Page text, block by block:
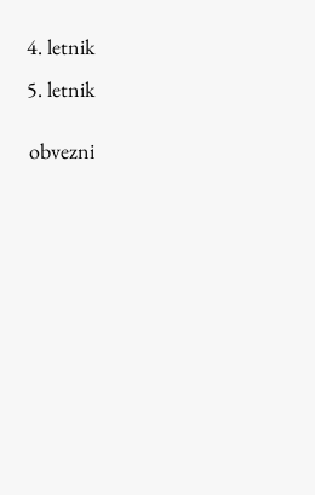
4. letnik
5. letnik
obvezni